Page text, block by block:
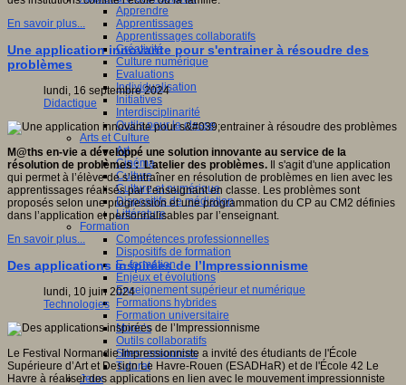
Apprendre
Apprentissages
Apprentissages collaboratifs
Créativité
Culture numérique
Evaluations
Individualisation
Initiatives
Interdisciplinarité
Outils pour la classe
Arts et Culture
Art
Cinéma
Culture
Culture et numérique
Dispositifs de médiation
Littérature
Formation
Compétences professionnelles
Dispositifs de formation
E- formation
Enjeux et évolutions
Enseignement supérieur et numérique
Formations hybrides
Formation universitaire
Mooc’s
Outils collaboratifs
Sites ressources
Tutorat
Jeux
En savoir plus...
Une application innovante pour s'entrainer à résoudre des
problèmes
lundi, 16 septembre 2024
Didactique
M@ths en-vie a développé une solution innovante au service de la
résolution de problèmes : L’atelier des problèmes. Il s'agit d'une application
qui permet à l’élève de s’entraîner en résolution de problèmes en lien avec les
apprentissages réalisés par l’enseignant en classe. Les problèmes sont
proposés selon une progression et une programmation du CP au CM2 définies
dans l’application et personnalisables par l’enseignant.
En savoir plus...
Des applications inspirées de l’Impressionnisme
lundi, 10 juin 2024
Technologies
Le Festival Normandie Impressionniste a invité des étudiants de l'École
Supérieure d’Art et Design Le Havre-Rouen (ESADHaR) et de l'École 42 Le
Havre à réaliser des applications en lien avec le mouvement impressionniste